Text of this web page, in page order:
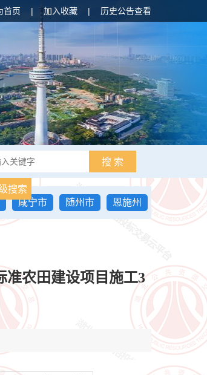
首页 | 加入收藏 | 历史公告查看
搜 索
搜索
咸宁市 随州市
恩施州
准农田建设项目施工3